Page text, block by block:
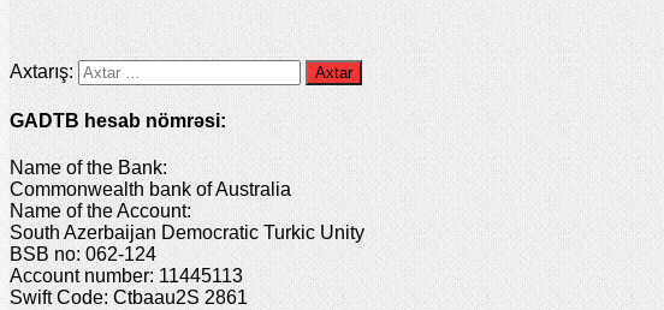
Axtarış:
GADTB hesab nömrəsi:
Name of the Bank:
Commonwealth bank of Australia
Name of the Account:
South Azerbaijan Democratic Turkic Unity
BSB no: 062-124
Account number: 11445113
Swift Code: Ctbaau2S 2861